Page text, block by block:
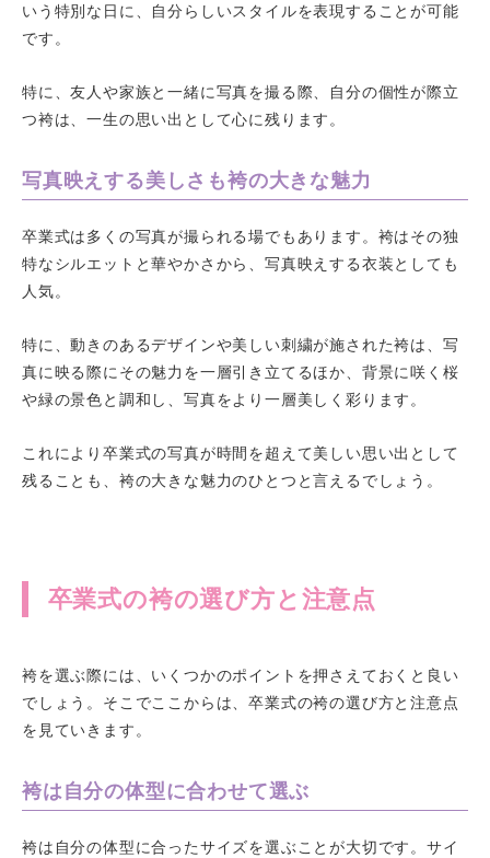
いう特別な日に、自分らしいスタイルを表現することが可能
です。
特に、友人や家族と一緒に写真を撮る際、自分の個性が際立
つ袴は、一生の思い出として心に残ります。
写真映えする美しさも袴の大きな魅力
卒業式は多くの写真が撮られる場でもあります。袴はその独
特なシルエットと華やかさから、写真映えする衣装としても
人気。
特に、動きのあるデザインや美しい刺繍が施された袴は、写
真に映る際にその魅力を一層引き立てるほか、背景に咲く桜
や緑の景色と調和し、写真をより一層美しく彩ります。
これにより卒業式の写真が時間を超えて美しい思い出として
残ることも、袴の大きな魅力のひとつと言えるでしょう。
卒業式の袴の選び方と注意点
袴を選ぶ際には、いくつかのポイントを押さえておくと良い
でしょう。そこでここからは、卒業式の袴の選び方と注意点
を見ていきます。
袴は自分の体型に合わせて選ぶ
袴は自分の体型に合ったサイズを選ぶことが大切です。サイ